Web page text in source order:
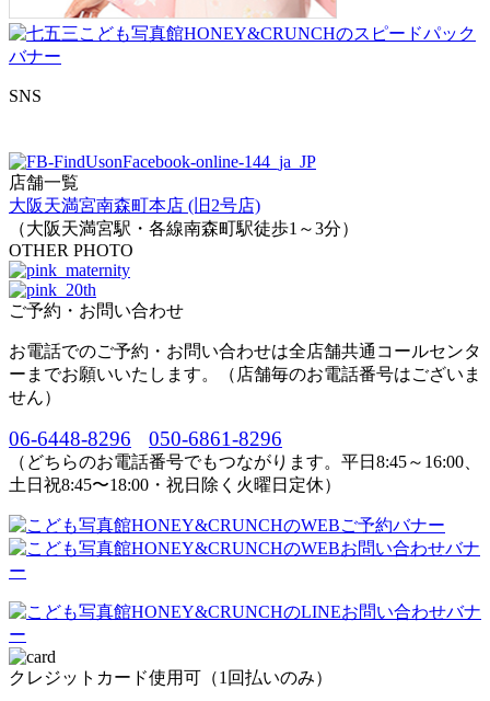
SNS
店舗一覧
大阪天満宮南森町本店 (旧2号店)
（大阪天満宮駅・各線南森町駅徒歩1～3分）
OTHER PHOTO
ご予約・お問い合わせ
お電話でのご予約・お問い合わせは全店舗共通コールセンタ
ーまでお願いいたします。（店舗毎のお電話番号はございま
せん）
06-6448-8296 050-6861-8296
（どちらのお電話番号でもつながります。平日8:45～16:00、
土日祝8:45〜18:00・祝日除く火曜日定休）
クレジットカード使用可（1回払いのみ）